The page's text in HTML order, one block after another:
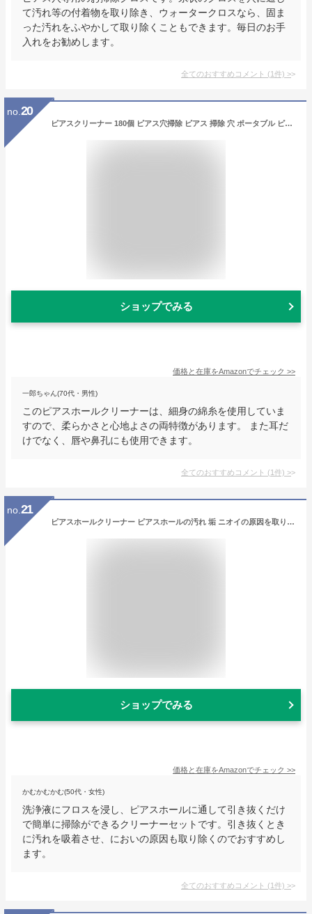
て汚れ等の付着物を取り除き、ウォータークロスなら、固ま
った汚れをふやかして取り除くこともできます。毎日のお手
入れをお勧めします。
全てのおすすめコメント (1件) >
no. 20
ピアスクリーナー 180個 ピアス穴掃除 ピアス 掃除 穴 ポータブル ピアス穴掃除 ピアスクリーナー ​臭気除去 イヤーケアキット 3色イヤリングホールクリーナー 使い捨てアフター ケアピアスクリーニングライン 女性男性用 3色+ピアス キャッチ
ショップでみる
価格と在庫をAmazonでチェック >>
一郎ちゃん(70代・男性)
このピアスホールクリーナーは、細身の綿糸を使用していま
すので、柔らかさと心地よさの両特徴があります。 また耳だ
けでなく、唇や鼻孔にも使用できます。
全てのおすすめコメント (1件) >
no. 21
ピアスホールクリーナー ピアスホールの汚れ 垢 ニオイの原因を取り清潔に [清浄液1個とピアフロス詰替用2個のセット]
ショップでみる
価格と在庫をAmazonでチェック >>
かむかむかむ(50代・女性)
洗浄液にフロスを浸し、ピアスホールに通して引き抜くだけ
で簡単に掃除ができるクリーナーセットです。引き抜くとき
に汚れを吸着させ、においの原因も取り除くのでおすすめし
ます。
全てのおすすめコメント (1件) >